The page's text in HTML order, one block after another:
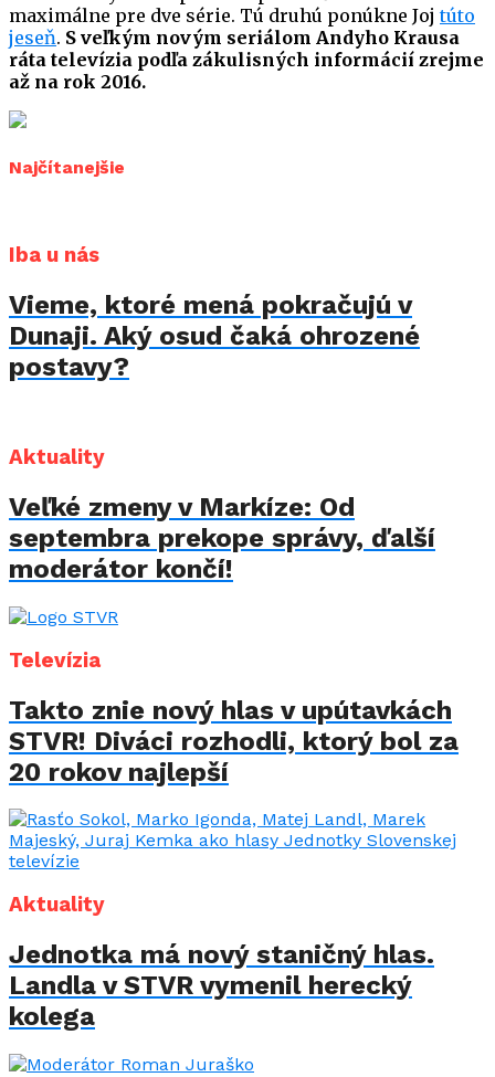
maximálne pre dve série. Tú druhú ponúkne Jojtúto
jeseň. S veľkým novým seriálom Andyho Krausa
ráta televízia podľa zákulisných informácií zrejme
až na rok 2016.
Najčítanejšie
Iba u nás
Vieme, ktoré mená pokračujú v
Dunaji. Aký osud čaká ohrozené
postavy?
Aktuality
Veľké zmeny v Markíze: Od
septembra prekope správy, ďalší
moderátor končí!
Televízia
Takto znie nový hlas v upútavkách
STVR! Diváci rozhodli, ktorý bol za
20 rokov najlepší
Aktuality
Jednotka má nový staničný hlas.
Landla v STVR vymenil herecký
kolega